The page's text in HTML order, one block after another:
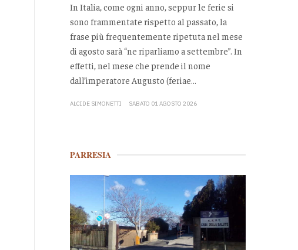
In Italia, come ogni anno, seppur le ferie si
sono frammentate rispetto al passato, la
frase più frequentemente ripetuta nel mese
di agosto sarà “ne riparliamo a settembre”. In
effetti, nel mese che prende il nome
dall’imperatore Augusto (feriae...
ALCIDE SIMONETTI SABATO 01 AGOSTO 2026
PARRESIA